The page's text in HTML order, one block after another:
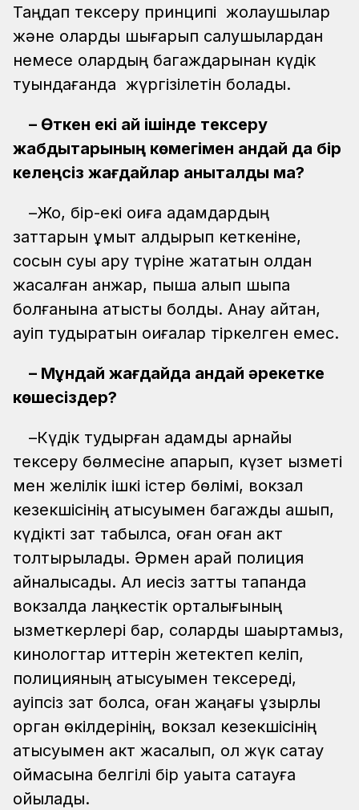
Таңдап тексеру принципі жолаушылар
және оларды шығарып салушылардан
немесе олардың багаждарынан күдік
туындағанда жүргізілетін болады.
– Өткен екі ай ішінде тексеру
жабдықтарының көмегімен қандай да бір
келеңсіз жағдайлар анықталды ма?
–Жоқ, бір-екі оқиға адамдардың
заттарын ұмыт қалдырып кеткеніне,
сосын суық қару түріне жататын қолдан
жасалған қанжар, пышақ алып шықпақ
болғанына қатысты болды. Анау айтқан,
қауіп тудыратын оқиғалар тіркелген емес.
– Мұндай жағдайда қандай әрекетке
көшесіздер?
–Күдік тудырған адамды арнайы
тексеру бөлмесіне апарып, күзет қызметі
мен желілік ішкі істер бөлімі, вокзал
кезекшісінің қатысуымен багажды ашып,
күдікті зат табылса, оған оған акт
толтырылады. Әрмен қарай полиция
айналысады. Ал иесіз затты тапқанда
вокзалда лаңкестік орталығының
қызметкерлері бар, соларды шақыртамыз,
кинологтар иттерін жетектеп келіп,
полицияның қатысуымен тексереді,
қауіпсіз зат болса, оған жаңағы құзырлы
орган өкілдерінің, вокзал кезекшісінің
қатысуымен акт жасалып, ол жүк сақтау
қоймасына белгілі бір уақытқа сақтауға
қойылады.